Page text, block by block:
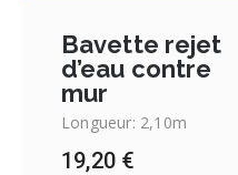
Bavette rejet
d’eau contre
mur
Longueur: 2,10m
19,20 €